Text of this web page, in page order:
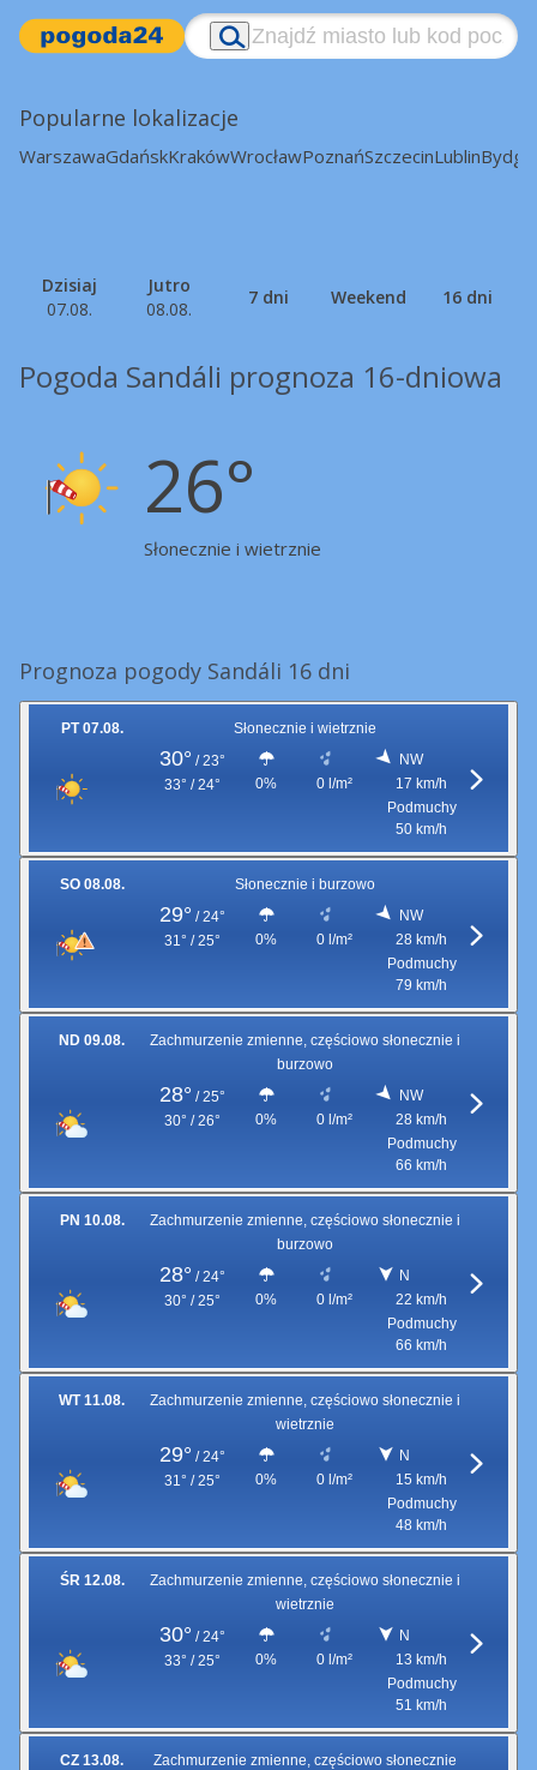
Popularne lokalizacje
WarszawaGdańskKrakówWrocławPoznańSzczecinLublin
Dzisiaj
07.08.
Jutro
08.08.
7 dni Weekend 16 dni
Pogoda Sandáli prognoza 16-dniowa
26°
Słonecznie i wietrznie
Prognoza pogody Sandáli 16 dni
PT 07.08. Słonecznie i wietrznie
30° / 23°
33° / 24°
0% 0 l/m²
NW
17 km/h
Podmuchy
50 km/h
SO 08.08. Słonecznie i burzowo
29° / 24°
31° / 25°
0% 0 l/m²
NW
28 km/h
Podmuchy
79 km/h
ND 09.08.
Zachmurzenie zmienne, częściowo słonecznie i
burzowo
28° / 25°
30° / 26°
0% 0 l/m²
NW
28 km/h
Podmuchy
66 km/h
PN 10.08.
Zachmurzenie zmienne, częściowo słonecznie i
burzowo
28° / 24°
30° / 25°
0% 0 l/m²
N
22 km/h
Podmuchy
66 km/h
WT 11.08.
Zachmurzenie zmienne, częściowo słonecznie i
wietrznie
29° / 24°
31° / 25°
0% 0 l/m²
N
15 km/h
Podmuchy
48 km/h
ŚR 12.08.
Zachmurzenie zmienne, częściowo słonecznie i
wietrznie
30° / 24°
33° / 25°
0% 0 l/m²
N
13 km/h
Podmuchy
51 km/h
CZ 13.08. Zachmurzenie zmienne, częściowo słonecznie